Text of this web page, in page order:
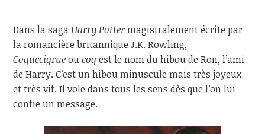
Dans la sagaHarry Pottermagistralement écrite par
la romancière britannique J.K. Rowling,
Coquecigrueoucoq est le nom du hibou de Ron, l’ami
de Harry. C’est un hibou minuscule mais très joyeux
et très vif. Il vole dans tous les sens dès que l’on lui
confie un message.